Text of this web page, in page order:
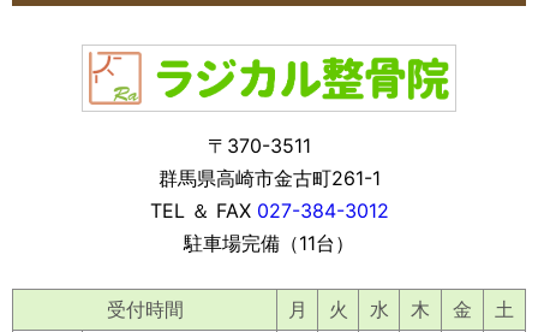
〒370-3511
群馬県高崎市金古町261-1
TEL ＆ FAX 027-384-3012
駐車場完備（11台）
受付時間 月 火 水 木 金
土